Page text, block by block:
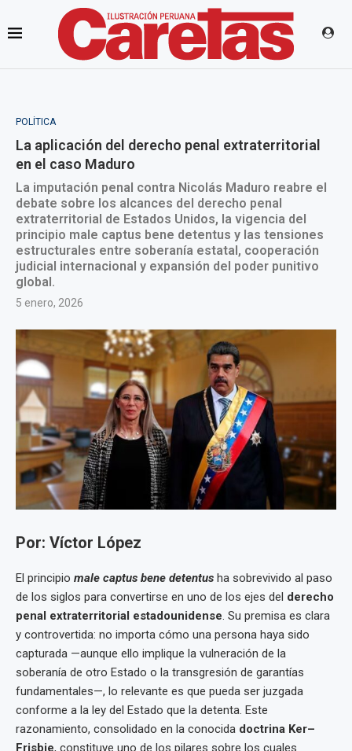
POLÍTICA
La aplicación del derecho penal extraterritorial
en el caso Maduro
La imputación penal contra Nicolás Maduro reabre el
debate sobre los alcances del derecho penal
extraterritorial de Estados Unidos, la vigencia del
principio male captus bene detentus y las tensiones
estructurales entre soberanía estatal, cooperación
judicial internacional y expansión del poder punitivo
global.
5 enero, 2026
Por: Víctor López
El principio male captus bene detentus ha sobrevivido al paso
de los siglos para convertirse en uno de los ejes del derecho
penal extraterritorial estadounidense. Su premisa es clara
y controvertida: no importa cómo una persona haya sido
capturada —aunque ello implique la vulneración de la
soberanía de otro Estado o la transgresión de garantías
fundamentales—, lo relevante es que pueda ser juzgada
conforme a la ley del Estado que la detenta. Este
razonamiento, consolidado en la conocida doctrina Ker–